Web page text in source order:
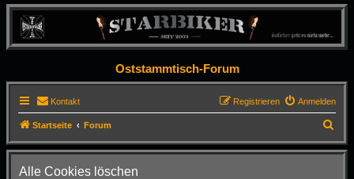
Oststammtisch-Forum
Kontakt Anmelden
Registrieren
Startseite Forum
u
Alle Cookies löschen